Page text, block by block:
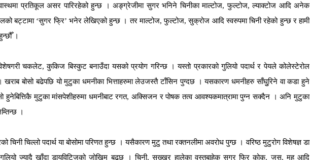
प्रतिकूल असर पारिरहेको हुन्छ । अङ्ग्रेजीमा सुगर भनिने चिनीका माल्टोज, फुल्टोज, ल्याक्टोज आदि अनेक
बट्टामा ‘सुगर फ्रि’ भनेर लेखिएको हुन्छ । तर माल्टोज, फुल्टोज, सुक्रोज आदि स्वरुपमा चिनी रहेको हुन्छ र हामी
हुन्छौँ ।
चकलेट, कुकिज बिस्कुट बनाउँदा यसको प्रयोग गरिन्छ । यस्तो प्रकारको गुलियो पदार्थ र पेयले कोलेस्टेरोल
खराब बोसो बढेपछि यो मुटुका धमनीका भित्ताहरुमा लेउजस्तै टाँसिन पुग्दछ । यसकारण धमनीहरु साँघुुरिने वा कडा हुने
हुनेबित्तिकै मुटुका मांसपेशीहरुमा धमनीबाट रगत, अक्सिजन र पोषक तत्व आवश्यकमात्रामा पुग्न सक्दैन । अनि मुटुका
।
चिनी चिल्लो पदार्थ या बोसोमा परिणत हुन्छ । यसैकारण मुटु तथा रक्तनलीमा अवरोध पुग्छ । वरिष्ठ मुटुरोग विशेषज्ञ डा
ज्यादै खाँदा डायविटिजको जोखिम बढ्छ । चिनी, सख्खर हालेका वस्तुबाहेक सुगर फ्रि कोक, जुस, मह आदि